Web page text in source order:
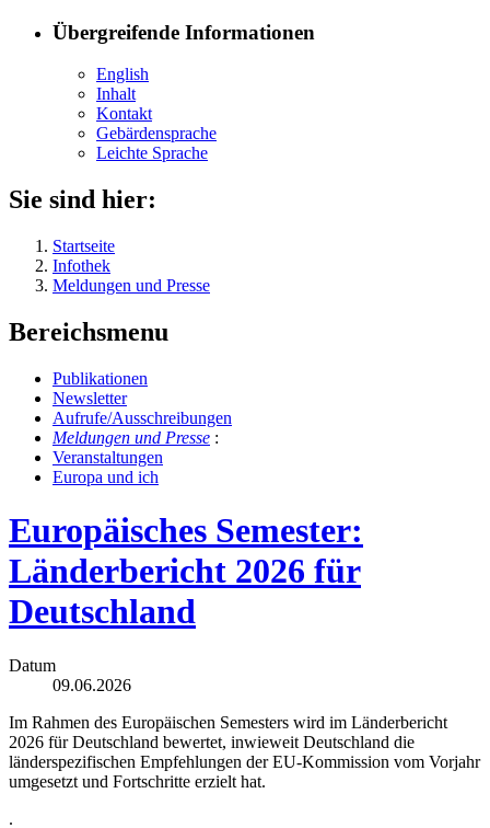
Übergreifende Informationen
English
In­halt
Kon­takt
Ge­bär­den­spra­che
Leich­te Spra­che
Sie sind hier:
Startseite
Infothek
Meldungen und Presse
Bereichsmenu
Pu­bli­ka­tio­nen
Newslet­ter
Auf­ru­fe/Aus­schrei­bun­gen
Mel­dun­gen und Pres­se :
Ver­an­stal­tun­gen
Eu­ro­pa und ich
Europäisches Semester:
Länderbericht 2026 für
Deutschland
Datum
09.06.2026
Im Rahmen des Europäischen Semesters wird im Länderbericht
2026 für Deutschland bewertet, inwieweit Deutschland die
länderspezifischen Empfehlungen der EU-Kommission vom Vorjahr
umgesetzt und Fortschritte erzielt hat.
.